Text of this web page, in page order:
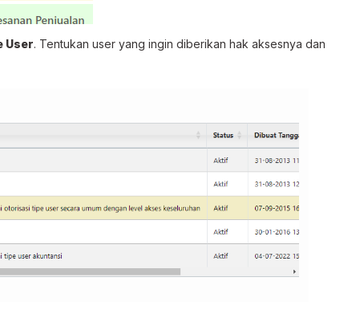
User. Tentukan user yang ingin diberikan hak aksesnya dan